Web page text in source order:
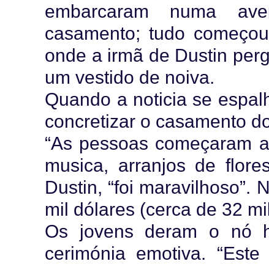
embarcaram numa
casamento; tudo
onde a irmã de Dustin
um vestido de noiva.
Quando a noticia se
concretizar o casamento
“As pessoas começaram
musica, arranjos de
Dustin, “foi maravilhoso”.
mil dólares (cerca de 32
Os jovens deram o nó
cerimónia emotiva.